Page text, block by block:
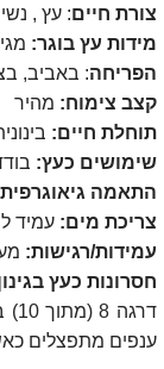
צורת חיים: עץ ,
מידות עץ בוגר:
הפריחה: באביב,
קצב צימוח: מהיר
תוחלת חיים:
שימושים כעץ:
התאמה
צריכת מים: עמיד
עמידות/רגישות:
חסרונות כעץ
ענפים מתפצלים